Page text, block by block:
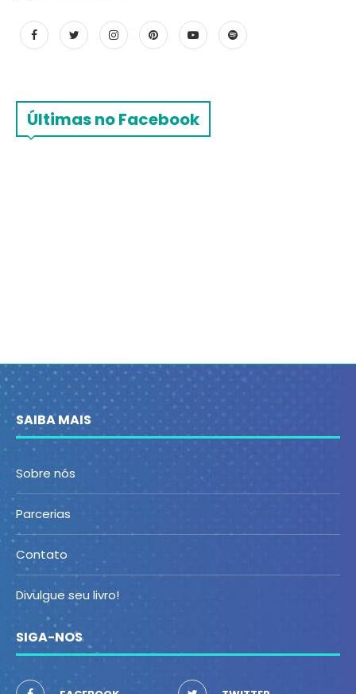
Últimas no Facebook
SAIBA MAIS
Sobre nós
Parcerias
Contato
Divulgue seu livro!
SIGA-NOS